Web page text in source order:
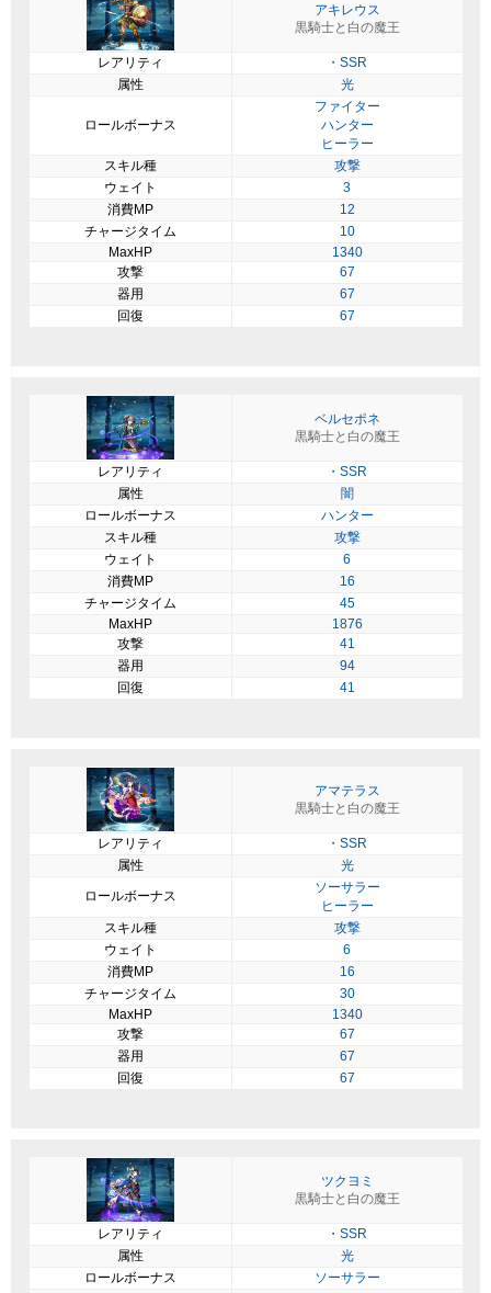
アキレウス
黒騎士と白の魔王
レアリティ
・SSR
属性
光
ロールボーナス
ファイター
ハンター
ヒーラー
スキル種
攻撃
ウェイト
3
消費MP
12
チャージタイム
10
MaxHP
1340
攻撃
67
器用
67
回復
67
ベルセポネ
黒騎士と白の魔王
レアリティ
・SSR
属性
闇
ロールボーナス
ハンター
スキル種
攻撃
ウェイト
6
消費MP
16
チャージタイム
45
MaxHP
1876
攻撃
41
器用
94
回復
41
アマテラス
黒騎士と白の魔王
レアリティ
・SSR
属性
光
ロールボーナス
ソーサラー
ヒーラー
スキル種
攻撃
ウェイト
6
消費MP
16
チャージタイム
30
MaxHP
1340
攻撃
67
器用
67
回復
67
ツクヨミ
黒騎士と白の魔王
レアリティ
・SSR
属性
光
ロールボーナス
ソーサラー